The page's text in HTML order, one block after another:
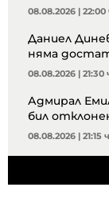
08.08.2026 | 22:00
Даниел
няма
08.08.2026 | 21:30
Адмирал
бил
08.08.2026 | 21:15